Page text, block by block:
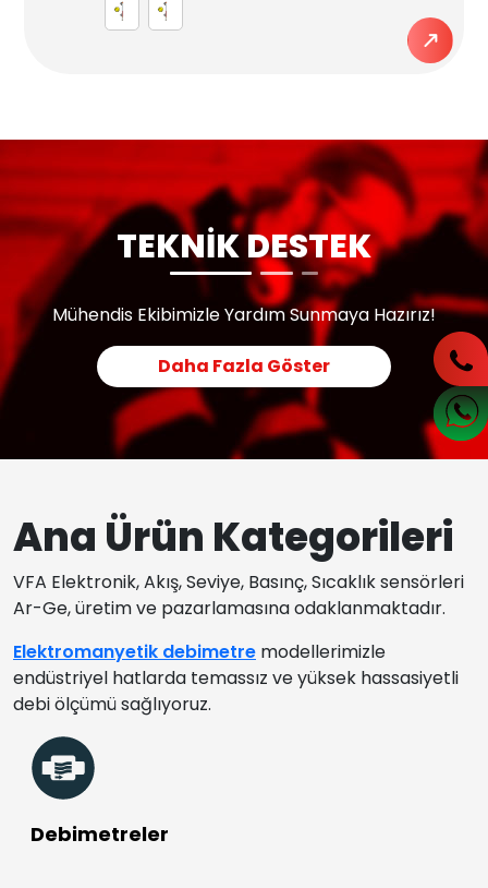
TEKNİK DESTEK
Mühendis Ekibimizle Yardım Sunmaya Hazırız!
Daha Fazla Göster
Ana Ürün Kategorileri
VFA Elektronik, Akış, Seviye, Basınç, Sıcaklık sensörleri
Ar-Ge, üretim ve pazarlamasına odaklanmaktadır.
Elektromanyetik debimetre modellerimizle
endüstriyel hatlarda temassız ve yüksek hassasiyetli
debi ölçümü sağlıyoruz.
Debimetreler